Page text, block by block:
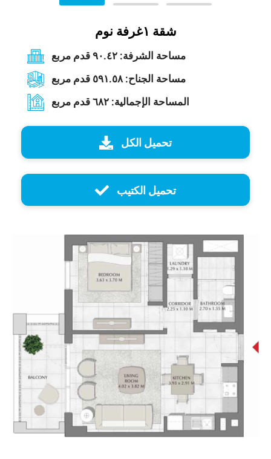
شقة ۱غرفة نوم
مساحة الشرفة: ۹۰.٤۲ قدم مربع
مساحة الجناح: ٥۹۱.٥۸ قدم مربع
المساحة الإجمالية: ٦۸۲ قدم مربع
تحميل الكل
تحميل الكتيب